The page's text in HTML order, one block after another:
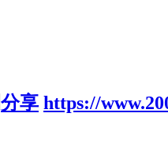
分享 https://